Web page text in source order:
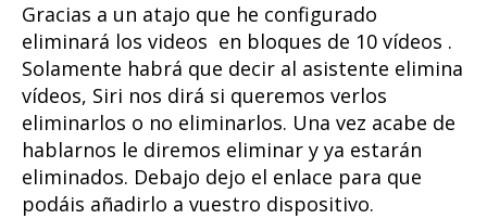
Gracias a un atajo que he configurado
eliminará los videos en bloques de 10 vídeos .
Solamente habrá que decir al asistente elimina
vídeos, Siri nos dirá si queremos verlos
eliminarlos o no eliminarlos. Una vez acabe de
hablarnos le diremos eliminar y ya estarán
eliminados. Debajo dejo el enlace para que
podáis añadirlo a vuestro dispositivo.